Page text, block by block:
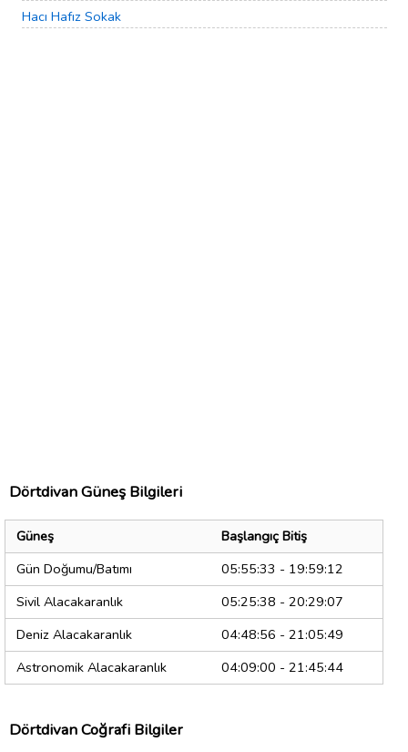
Hacı Hafız Sokak
Dörtdivan Güneş Bilgileri
Güneş
Başlangıç Bitiş
Gün Doğumu/Batımı
05:55:33 - 19:59:12
Sivil Alacakaranlık
05:25:38 - 20:29:07
Deniz Alacakaranlık
04:48:56 - 21:05:49
Astronomik Alacakaranlık
04:09:00 - 21:45:44
Dörtdivan Coğrafi Bilgiler